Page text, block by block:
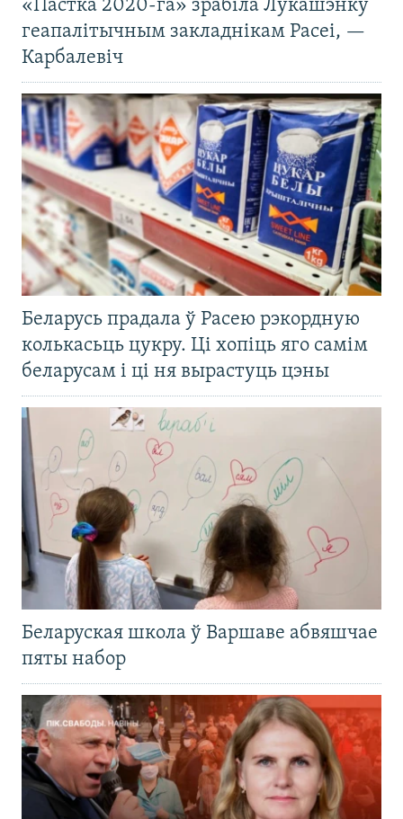
«Пастка 2020-га» зрабіла Лукашэнку
геапалітычным закладнікам Расеі, —
Карбалевіч
Беларусь прадала ў Расею рэкордную
колькасьць цукру. Ці хопіць яго самім
беларусам і ці ня вырастуць цэны
Беларуская школа ў Варшаве абвяшчае
пяты набор